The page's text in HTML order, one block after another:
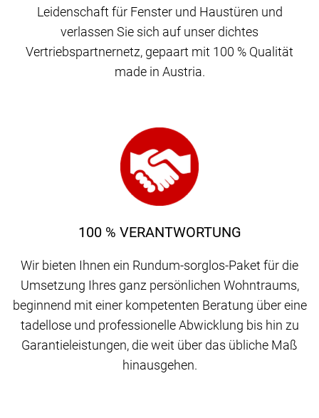
Leidenschaft für Fenster und Haustüren und
verlassen Sie sich auf unser dichtes
Vertriebspartnernetz, gepaart mit 100 % Qualität
made in Austria.
100 % VERANTWORTUNG
Wir bieten Ihnen ein Rundum-sorglos-Paket für die
Umsetzung Ihres ganz persönlichen Wohntraums,
beginnend mit einer kompetenten Beratung über eine
tadellose und professionelle Abwicklung bis hin zu
Garantieleistungen, die weit über das übliche Maß
hinausgehen.